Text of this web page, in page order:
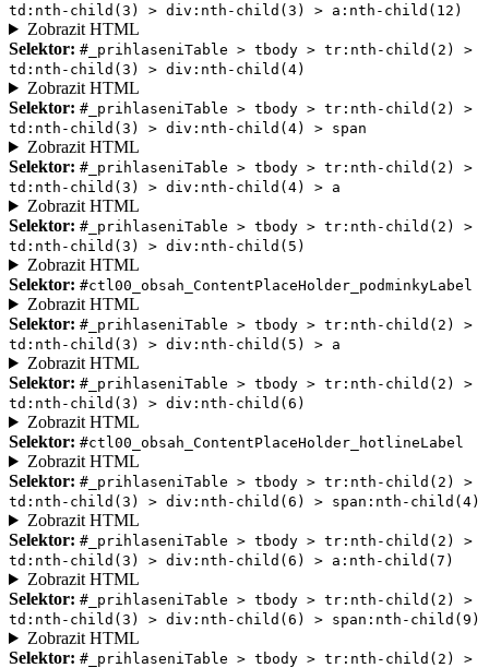
td:nth-child(3) > div:nth-child(3) > a:nth-child(12)
Zobrazit HTML
Selektor: #_prihlaseniTable > tbody > tr:nth-child(2) >
td:nth-child(3) > div:nth-child(4)
Zobrazit HTML
Selektor: #_prihlaseniTable > tbody > tr:nth-child(2) >
td:nth-child(3) > div:nth-child(4) > span
Zobrazit HTML
Selektor: #_prihlaseniTable > tbody > tr:nth-child(2) >
td:nth-child(3) > div:nth-child(4) > a
Zobrazit HTML
Selektor: #_prihlaseniTable > tbody > tr:nth-child(2) >
td:nth-child(3) > div:nth-child(5)
Zobrazit HTML
Selektor: #ctl00_obsah_ContentPlaceHolder_podminkyLabel
Zobrazit HTML
Selektor: #_prihlaseniTable > tbody > tr:nth-child(2) >
td:nth-child(3) > div:nth-child(5) > a
Zobrazit HTML
Selektor: #_prihlaseniTable > tbody > tr:nth-child(2) >
td:nth-child(3) > div:nth-child(6)
Zobrazit HTML
Selektor: #ctl00_obsah_ContentPlaceHolder_hotlineLabel
Zobrazit HTML
Selektor: #_prihlaseniTable > tbody > tr:nth-child(2) >
td:nth-child(3) > div:nth-child(6) > span:nth-child(4)
Zobrazit HTML
Selektor: #_prihlaseniTable > tbody > tr:nth-child(2) >
td:nth-child(3) > div:nth-child(6) > a:nth-child(7)
Zobrazit HTML
Selektor: #_prihlaseniTable > tbody > tr:nth-child(2) >
td:nth-child(3) > div:nth-child(6) > span:nth-child(9)
Zobrazit HTML
Selektor: #_prihlaseniTable > tbody > tr:nth-child(2) >